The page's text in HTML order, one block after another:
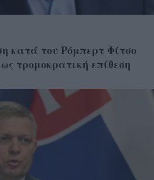
κατά του Ρόμπερτ Φίτσο
τρομοκρατική επίθεση